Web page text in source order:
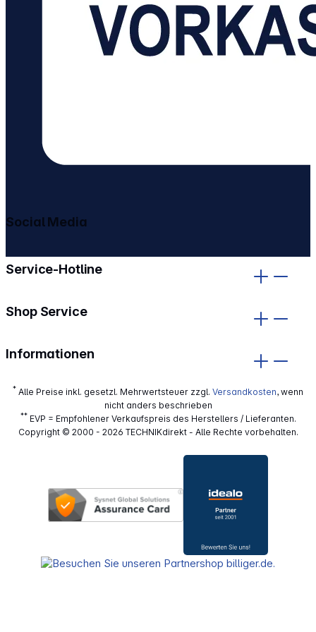
Service-Hotline
Shop Service
Informationen
Social Media
* Alle Preise inkl. gesetzl. Mehrwertsteuer zzgl. Versandkosten, wenn
nicht anders beschrieben
**EVP = Empfohlener Verkaufspreis des Herstellers / Lieferanten.
Copyright © 2000 - 2026 TECHNIKdirekt - Alle Rechte vorbehalten.